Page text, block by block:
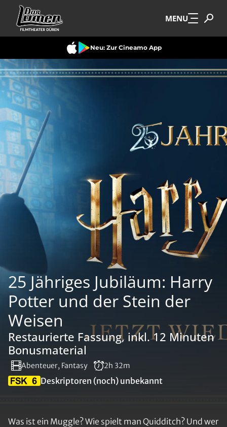
Zum Hauptinhalt springen MENU
Neu: Zur Cineamo App
25 Jähriges Jubiläum: Harry
Potter und der Stein der
Weisen
Restaurierte Fassung, inkl. 12 Minuten
Bonusmaterial
Abenteuer, Fantasy 2h 32m
Deskriptoren (noch) unbekannt
Was ist ein Muggle? Wie spielt man Quidditch? Und wer